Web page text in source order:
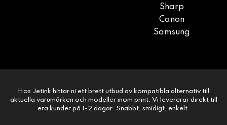
Sharp
Canon
Samsung
Hos Jetink hittar ni ett brett utbud av kompatibla alternativ till
aktuella varumärken och modeller inom print. Vi levererar direkt till
era kunder på 1-2 dagar. Snabbt, smidigt, enkelt.